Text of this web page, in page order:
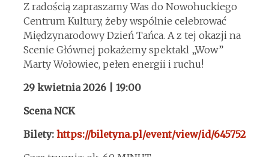
Z radością zapraszamy Was do Nowohuckiego
Centrum Kultury, żeby wspólnie celebrować
Międzynarodowy Dzień Tańca. A z tej okazji na
Scenie Głównej pokażemy spektakl „Wow”
Marty Wołowiec, pełen energii i ruchu!
29 kwietnia 2026 | 19:00
Scena NCK
Bilety: https://biletyna.pl/event/view/id/645752